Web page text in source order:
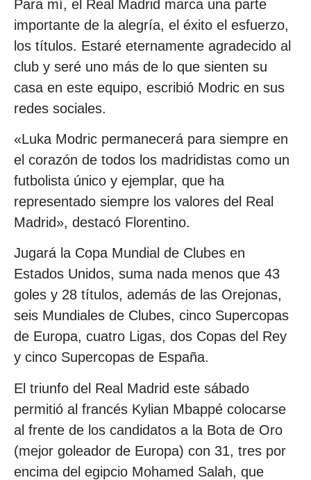
Para mí, el Real Madrid marca una parte
importante de la alegría, el éxito el esfuerzo,
los títulos. Estaré eternamente agradecido al
club y seré uno más de lo que sienten su
casa en este equipo, escribió Modric en sus
redes sociales.
«Luka Modric permanecerá para siempre en
el corazón de todos los madridistas como un
futbolista único y ejemplar, que ha
representado siempre los valores del Real
Madrid», destacó Florentino.
Jugará la Copa Mundial de Clubes en
Estados Unidos, suma nada menos que 43
goles y 28 títulos, además de las Orejonas,
seis Mundiales de Clubes, cinco Supercopas
de Europa, cuatro Ligas, dos Copas del Rey
y cinco Supercopas de España.
El triunfo del Real Madrid este sábado
permitió al francés Kylian Mbappé colocarse
al frente de los candidatos a la Bota de Oro
(mejor goleador de Europa) con 31, tres por
encima del egipcio Mohamed Salah, que